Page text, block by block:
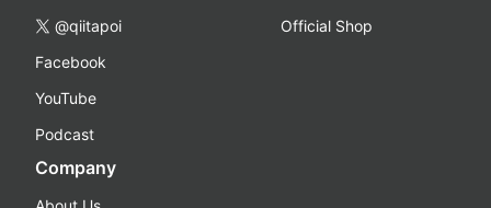
@qiitapoi
Facebook
YouTube
Podcast
Official Shop
Company